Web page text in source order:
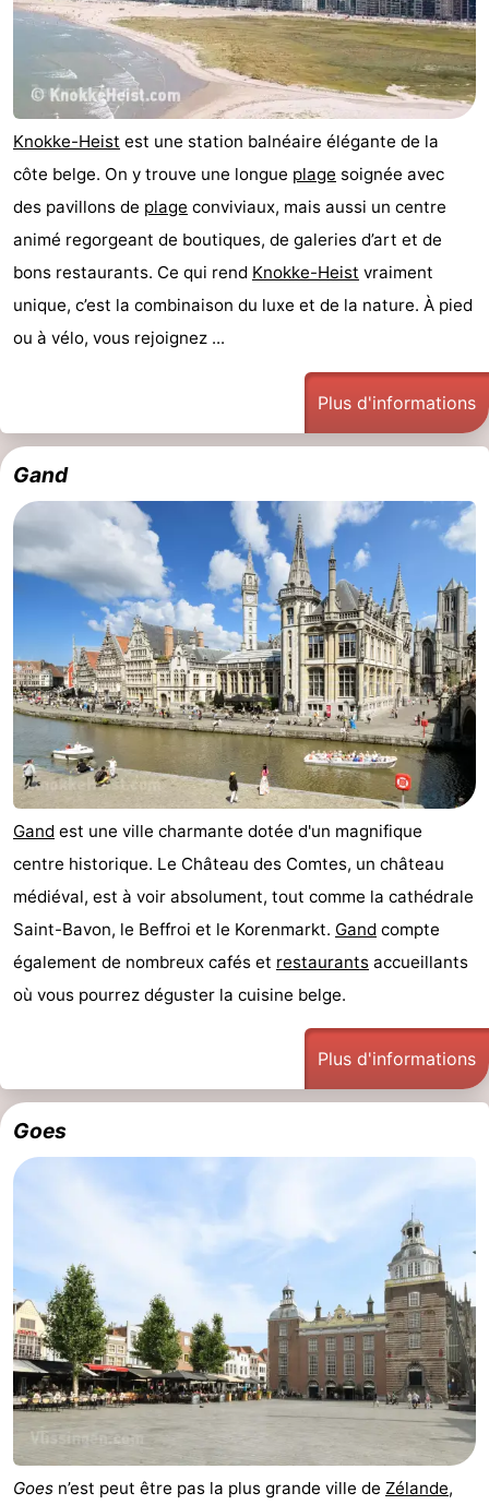
Knokke-Heist est une station balnéaire élégante de la
côte belge. On y trouve une longue plage soignée avec
des pavillons de plage conviviaux, mais aussi un centre
animé regorgeant de boutiques, de galeries d’art et de
bons restaurants. Ce qui rend Knokke-Heist vraiment
unique, c’est la combinaison du luxe et de la nature. À pied
ou à vélo, vous rejoignez ...
Plus d'informations
Gand
Gand est une ville charmante dotée d'un magnifique
centre historique. Le Château des Comtes, un château
médiéval, est à voir absolument, tout comme la cathédrale
Saint-Bavon, le Beffroi et le Korenmarkt. Gand compte
également de nombreux cafés et restaurants accueillants
où vous pourrez déguster la cuisine belge.
Plus d'informations
Goes
Goes n’est peut être pas la plus grande ville de Zélande,